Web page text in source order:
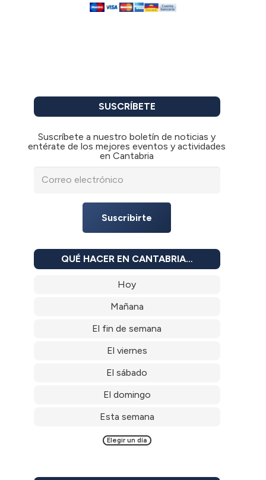
SUSCRÍBETE
Suscríbete a nuestro boletín de noticias y
entérate de los mejores eventos y actividades
en Cantabria
Suscribirte
QUÉ HACER EN CANTABRIA…
Hoy
Mañana
El fin de semana
El viernes
El sábado
El domingo
Esta semana
Elegir un día